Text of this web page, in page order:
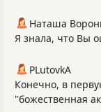
Наташа
Я знала, что Вы
PLutоvkА
Конечно, в
"божественная